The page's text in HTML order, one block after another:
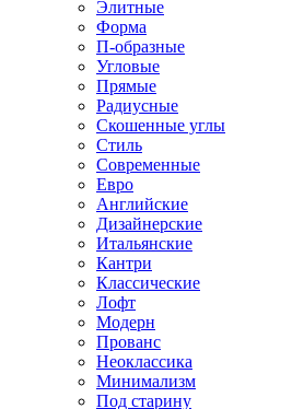
Элитные
Форма
П-образные
Угловые
Прямые
Радиусные
Скошенные углы
Стиль
Современные
Евро
Английские
Дизайнерские
Итальянские
Кантри
Классические
Лофт
Модерн
Прованс
Неоклассика
Минимализм
Под старину